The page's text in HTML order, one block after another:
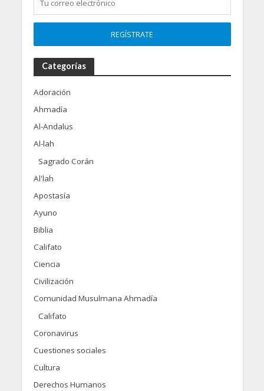
Categorías
Adoración
Ahmadía
Al-Andalus
Al-lah
Sagrado Corán
Al'lah
Apostasía
Ayuno
Biblia
Califato
Ciencia
Civilización
Comunidad Musulmana Ahmadía
Califato
Coronavirus
Cuestiones sociales
Cultura
Derechos Humanos